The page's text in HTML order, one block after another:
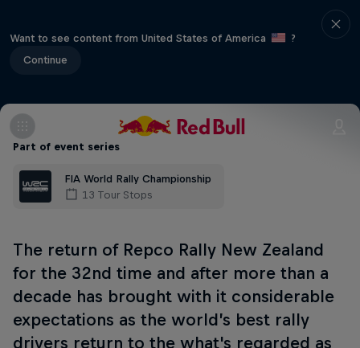
Want to see content from United States of America
?
Continue
Part of event series
FIA World Rally Championship
13 Tour Stops
The return of Repco Rally New Zealand
for the 32nd time and after more than a
decade has brought with it considerable
expectations as the world’s best rally
drivers return to the what's regarded as